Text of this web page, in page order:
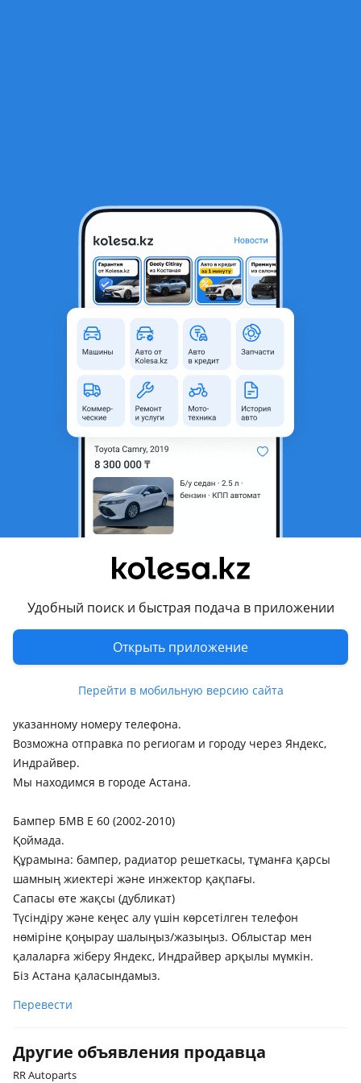
Удобный поиск и быстрая подача в приложении
Открыть приложение
Перейти в мобильную версию сайта
Бампер BMW E60 (2002-2010)
Астана, Акмолинская
область
Новая
Возможна рассрочка или
Да
Подходит на авто
2007 - 2010 E60/E61 рестайлинг, 2002 - 2007 E60/E61
Комментарий продавца
Бампер БМВ Е60 (2002-2010)
В наличии.
В комплекте: бампер, решетка радиатора (сетка), ободки
туманок и крышка форсунки.
Хорошее качество (дубликат)
указанному номеру телефона.
Возможна отправка по региогам и городу через Яндекс,
Индрайвер.
Мы находимся в городе Астана.
Бампер БМВ Е 60 (2002-2010)
Қоймада.
Құрамына: бампер, радиатор решеткасы, тұманға қарсы
шамның жиектері және инжектор қақпағы.
Сапасы өте жақсы (дубликат)
Түсіндіру және кеңес алу үшін көрсетілген телефон
нөміріне қоңырау шалыңыз/жазыңыз. Облыстар мен
қалаларға жіберу Яндекс, Индрайвер арқылы мүмкін.
Біз Астана қаласындамыз.
Перевести
Другие объявления продавца
RR Autoparts